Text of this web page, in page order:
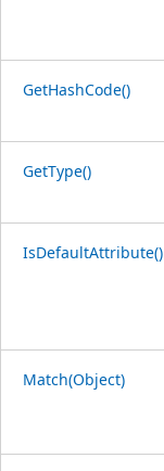
GetHashCode()
GetType()
IsDefaultAttribute()
Match(Object)